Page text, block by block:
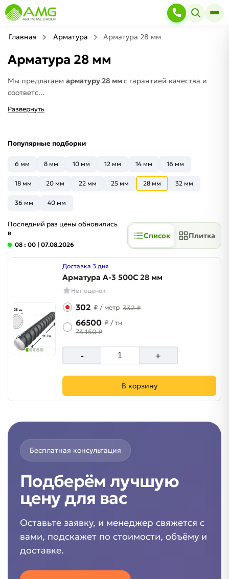
Главная Арматура Арматура 28 мм
Арматура 28 мм
Мы предлагаем арматуру 28 ммс гарантией качества и
соответс...
Развернуть
Популярные подборки
6 мм 8 мм 10 мм 12 мм 14 мм 16 мм
18 мм 20 мм 22 мм 25 мм 28 мм 32 мм
36 мм 40 мм
Последний раз цены обновились
в
08 : 00 | 07.08.2026
Список Плитка
Доставка 3 дня
Арматура A-3 500C 28 мм
Нет оценок
302 ₽ / метр 332 ₽
66500 ₽ / тн
73 150 ₽
- +
В корзину
Бесплатная консультация
Подберём лучшую
цену для вас
Оставьте заявку, и менеджер свяжется с
вами, подскажет по стоимости, объёму и
доставке.